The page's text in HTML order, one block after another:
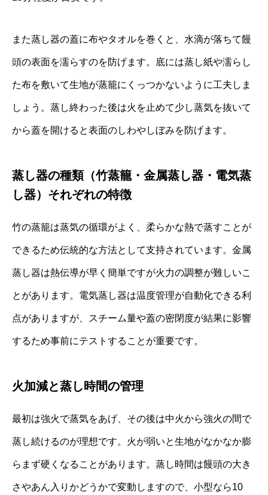
また蒸し器の蓋に布やタオルを巻くと、水滴が落ちて饅
頭の表面を濡らすのを防げます。底には蒸し紙や濡らし
た布を敷いて生地が蒸籠にくっつかないように工夫しま
しょう。蒸し終わった後は火を止めて少し蒸気を抜いて
から蓋を開けると表面のしわやしぼみを防げます。
蒸し器の種類（竹蒸籠・金属蒸し器・電気蒸
し器）それぞれの特徴
竹の蒸籠は蒸気の循環がよく、柔らかな熱で蒸すことが
できるため伝統的な方法として支持されています。金属
蒸し器は熱伝導が早く簡単ですが火力の調整が難しいこ
とがあります。電気蒸し器は温度管理が自動化できる利
点がありますが、スチーム量や蓋の密閉度が結果に影響
するため事前にテストすることが重要です。
火加減と蒸し時間の管理
最初は強火で蒸気をあげ、その後は中火から強火の間で
蒸し続けるのが理想です。火が弱いと生地がなかなか膨
らまず硬くなることがあります。蒸し時間は饅頭の大き
さやあん入りかどうかで変動しますので、小型なら10